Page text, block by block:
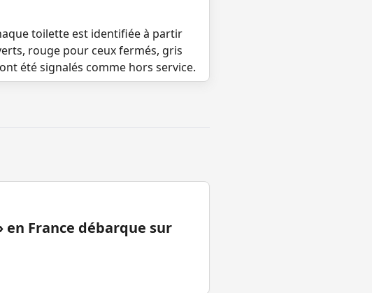
toilette est identifiée à partir
rouge pour ceux fermés, gris
été signalés comme hors service.
en France débarque sur